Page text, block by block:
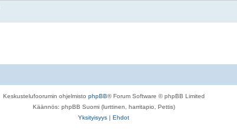
Keskustelufoorumin ohjelmisto phpBB® Forum Software © phpBB Limited
Käännös: phpBB Suomi (lurttinen, harritapio, Pettis)
Yksityisyys | Ehdot